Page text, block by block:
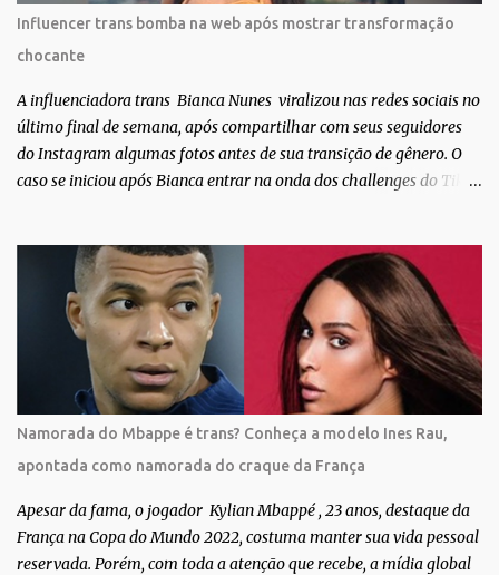
expor uma diversidade de corpos nus, ressaltando a beleza das
especificidades físicas. A atriz se tornou nacionalmente conhecida
após fazer uma participação especial na novela teen Malhação, da
TV Globo. Na trama, ela inte...
Influencer trans bomba na web após mostrar transformação
chocante
A influenciadora trans Bianca Nunes viralizou nas redes sociais no
último final de semana, após compartilhar com seus seguidores
do Instagram algumas fotos antes de sua transição de gênero. O
caso se iniciou após Bianca entrar na onda dos challenges do Tik
Bianca aparece ainda muito jovem e usando roupas masculinas,
após algumas fotos diferentes, ela finalmente aparece usando um
biquíni fio dental, com cabelo longo e seios. Através do Instagram,
a morena desabafou como foi passar um período da sua vida no
exército brasileiro. Segundo Bianca, ela apenas se alistou como
uma forma de provar que sua identidade de gênero não seria algo
passageiro. “Me alistei no exército porque eu sempre ouvia muito;
‘bota no exército para ver se vira homem’, ‘ah, esse aí não vai
entrar no exército’… Essas coisas me fizeram entrar no exército. Eu
disse; ‘vou mostrar par...
Namorada do Mbappe é trans? Conheça a modelo Ines Rau,
apontada como namorada do craque da França
Apesar da fama, o jogador Kylian Mbappé , 23 anos, destaque da
França na Copa do Mundo 2022, costuma manter sua vida pessoal
reservada. Porém, com toda a atenção que recebe, a mídia global